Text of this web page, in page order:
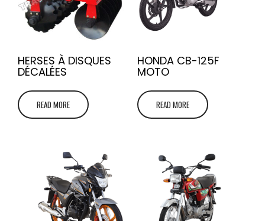
HERSES À DISQUES
DÉCALÉES
READ MORE
HONDA CB-125F
MOTO
READ MORE